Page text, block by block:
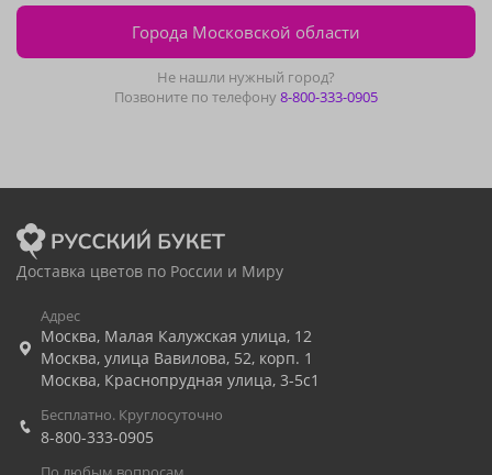
Города Московской области
Не нашли нужный город?
Позвоните по телефону8-800-333-0905
Доставка цветов по России и Миру
Адрес
Москва, Малая Калужская улица, 12
Москва, улица Вавилова, 52, корп. 1
Москва, Краснопрудная улица, 3-5с1
Бесплатно. Круглосуточно
8-800-333-0905